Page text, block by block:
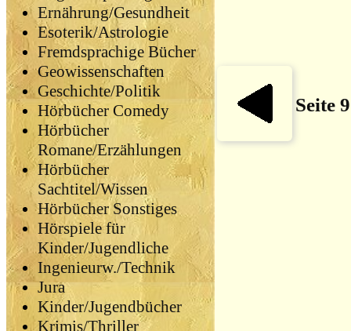
Ernährung/Gesundheit
Esoterik/Astrologie
Fremdsprachige Bücher
Geowissenschaften
Geschichte/Politik
Hörbücher Comedy
Hörbücher
Romane/Erzählungen
Hörbücher
Sachtitel/Wissen
Hörbücher Sonstiges
Hörspiele für
Kinder/Jugendliche
Ingenieurw./Technik
Jura
Kinder/Jugendbücher
Krimis/Thriller
Seite